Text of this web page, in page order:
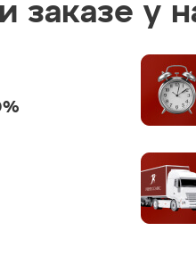
заказе у